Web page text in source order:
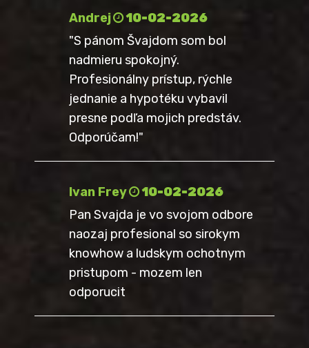
Andrej
10-02-2026
"S pánom Švajdom som bol
nadmieru spokojný.
Profesionálny prístup, rýchle
jednanie a hypotéku vybavil
presne podľa mojich predstáv.
Odporúčam!"
Ivan Frey
10-02-2026
Pan Svajda je vo svojom odbore
naozaj profesional so sirokym
knowhow a ludskym ochotnym
pristupom - mozem len
odporucit